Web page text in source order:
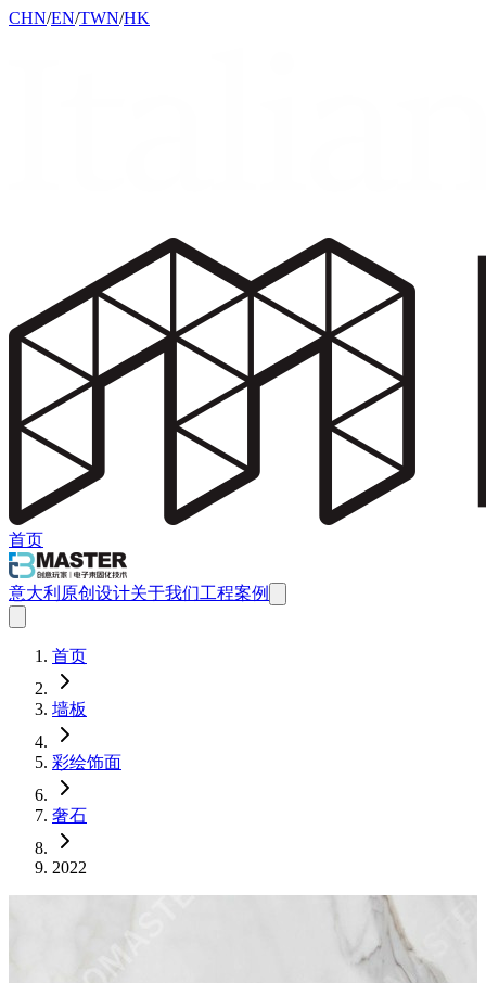
CHN/EN/TWN/HK
首页
意大利原创设计关于我们工程案例
首页
墙板
彩绘饰面
奢石
2022